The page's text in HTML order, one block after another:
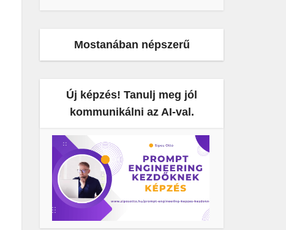
Mostanában népszerű
Új képzés! Tanulj meg jól
kommunikálni az AI-val.